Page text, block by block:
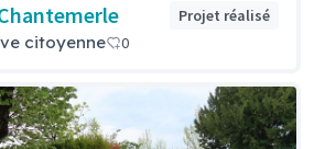
Projet réalisé
citoyenne 0